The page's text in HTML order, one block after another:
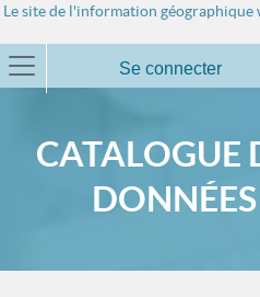
Le site de l'information géographique
Se connecter
CATALOGUE
DONNÉES